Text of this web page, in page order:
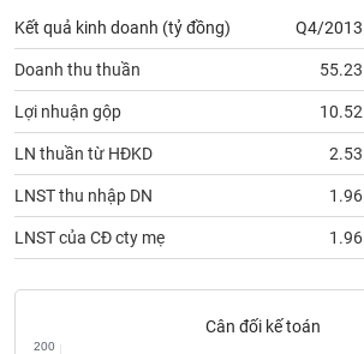
Kết quả kinh doanh (tỷ đồng) Q4/2013
Doanh thu thuần 55.23
Lợi nhuận gộp 10.52
LN thuần từ HĐKD 2.53
LNST thu nhập DN 1.96
LNST của CĐ cty mẹ 1.96
Cân đối kế toán
200
BẤT
ĐỘNG
SẢN
Mã
chứng
khoán
(-)
Lãnh